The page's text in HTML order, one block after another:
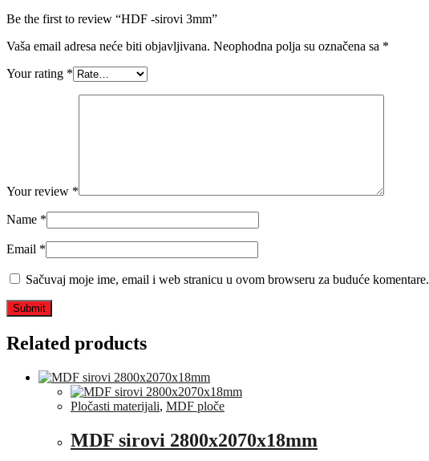
Be the first to review “HDF -sirovi 3mm”
Vaša email adresa neće biti objavljivana. Neophodna polja su označena sa *
Your rating *
Your review *
Name *
Email *
Sačuvaj moje ime, email i web stranicu u ovom browseru za buduće komentare.
Related products
Pločasti materijali, MDF ploče
MDF sirovi 2800x2070x18mm